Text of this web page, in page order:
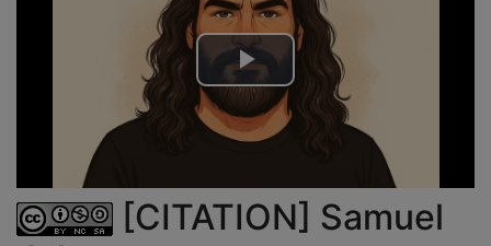
Lire
la
vidéo
[CITATION] Samuel